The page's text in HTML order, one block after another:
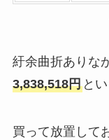
紆余曲折ありな
3,838,518円とい
買って放置して